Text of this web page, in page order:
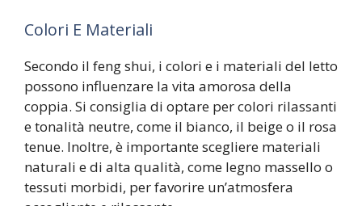
Colori E Materiali
Secondo il feng shui, i colori e i materiali del letto
possono influenzare la vita amorosa della
coppia. Si consiglia di optare per colori rilassanti
e tonalità neutre, come il bianco, il beige o il rosa
tenue. Inoltre, è importante scegliere materiali
naturali e di alta qualità, come legno massello o
tessuti morbidi, per favorire un’atmosfera